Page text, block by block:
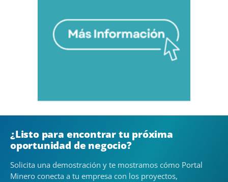
¿Listo para encontrar tu próxima
oportunidad de negocio?
Solicita una demostración y te mostramos cómo Portal
Minero conecta a tu empresa con los proyectos,